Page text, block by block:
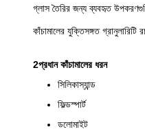
গ্লাস তৈরির জন্য ব্যবহৃত
কাঁচামালের যুক্তিসঙ্গত
2প্রধান কাঁচামালের ধরন
সিলিকাস্যান্ড
ফিল্ডস্পার্ট
ডলোমাইট